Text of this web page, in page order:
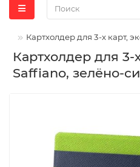
Картхолдер для 3-х карт,
Картхолдер для 3-
Saffiano, зелёно-